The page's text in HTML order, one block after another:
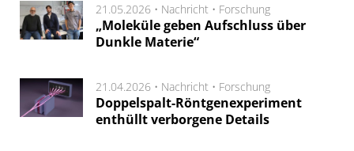
21.05.2026 • Nachricht • Forschung
„Moleküle geben Aufschluss über
Dunkle Materie“
21.04.2026 • Nachricht • Forschung
Doppelspalt-Röntgenexperiment
enthüllt verborgene Details